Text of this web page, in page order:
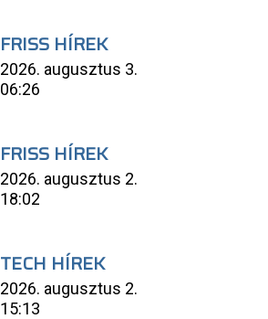
FRISS HÍREK
2026. augusztus 3.
06:26
FRISS HÍREK
2026. augusztus 2.
18:02
TECH HÍREK
2026. augusztus 2.
15:13